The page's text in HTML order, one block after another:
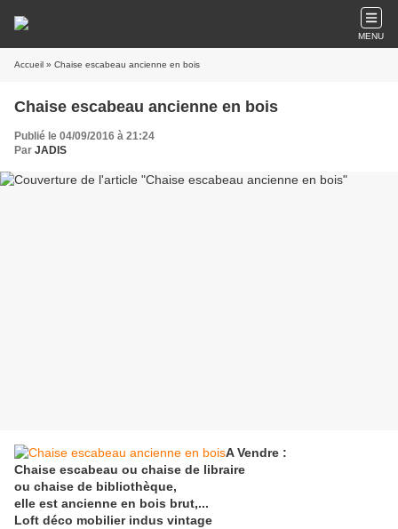
MENU
Accueil » Chaise escabeau ancienne en bois
Chaise escabeau ancienne en bois
Publié le 04/09/2016 à 21:24
Par JADIS
A Vendre :
Chaise escabeau ou chaise de libraire
ou chaise de bibliothèque,
elle est ancienne en bois brut,...
Loft déco mobilier indus vintage